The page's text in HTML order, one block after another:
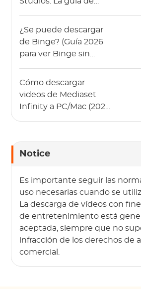
¿Se puede descargar
de Binge? (Guía 2026
para ver Binge sin
Cómo descargar
videos de Mediaset
Infinity a PC/Mac (2026
Notice
Es importante seguir las
uso necesarias cuando se
La descarga de vídeos con
de entretenimiento está
aceptada, siempre que no
infracción de los derechos de
comercial.